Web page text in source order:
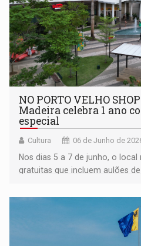
NO PORTO VELHO
Madeira celebra 1 ano
especial
Cultura 06 de Junho de
Nos dias 5 a 7 de junho, o
gratuitas que incluem aulões